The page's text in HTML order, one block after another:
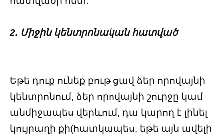
2. Միջին կենտրոնական հատված
Եթե ​​դուք ունեք բութ ցավ ձեր որովայնի
կենտրոնում, ձեր որովայնի շուրջը կամ
անմիջապես վերևում, դա կարող է լինել
կույրաղի քի(հատկապես, եթե այն ավելի